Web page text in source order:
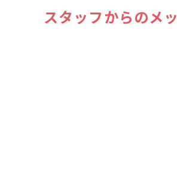
スタッフからのメ